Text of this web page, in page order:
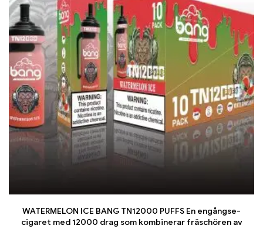
WATERMELON ICE BANG TN12000 PUFFS En engångse-
cigaret med 12000 drag som kombinerar fräschören av